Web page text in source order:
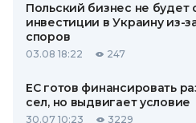
Польский бизнес не будет
инвестиции в Украину из-
споров
03.08 18:22 247
ЕС готов финансировать
сел, но выдвигает условие
30.07 10:23 3229